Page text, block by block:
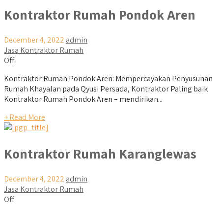
Kontraktor Rumah Pondok Aren
December 4, 2022 admin
Jasa Kontraktor Rumah
Off
Kontraktor Rumah Pondok Aren: Mempercayakan Penyusunan
Rumah Khayalan pada Qyusi Persada, Kontraktor Paling baik
Kontraktor Rumah Pondok Aren – mendirikan...
+ Read More
Kontraktor Rumah Karanglewas
December 4, 2022 admin
Jasa Kontraktor Rumah
Off